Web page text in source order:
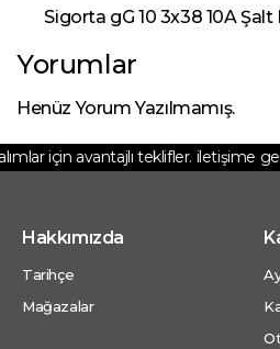
Sigorta gG 10 3x38 10A
Yorumlar
Henüz Yorum Yazılmamış.
için avantajlı teklifler. iletişime
Hakkımızda
Tarihçe
Mağazalar